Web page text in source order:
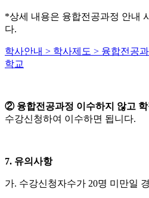
*상세 내용은 융합전공과정 안내
다.
학사안내 > 학사제도 > 융합전공
학교
② 융합전공과정 이수하지 않고
수강신청하여 이수하면 됩니다.
7. 유의사항
가. 수강신청자수가 20명 미만일